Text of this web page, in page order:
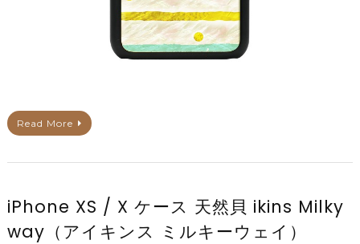
Read More
iPhone XS / X ケース 天然貝 ikins Milky
way（アイキンス ミルキーウェイ）